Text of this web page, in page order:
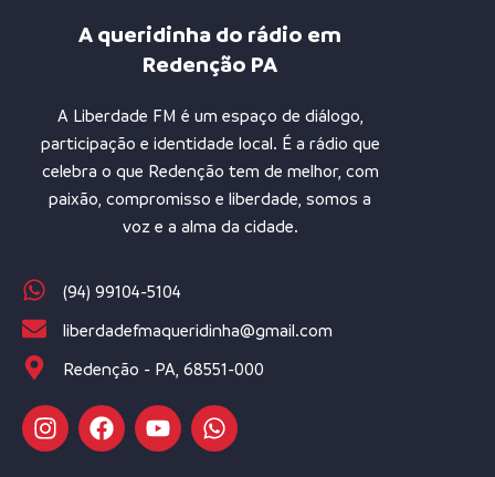
A queridinha do rádio em
Redenção PA
A Liberdade FM é um espaço de diálogo,
participação e identidade local. É a rádio que
celebra o que Redenção tem de melhor, com
paixão, compromisso e liberdade, somos a
voz e a alma da cidade.
(94) 99104-5104
liberdadefmaqueridinha@gmail.com
Redenção - PA, 68551-000